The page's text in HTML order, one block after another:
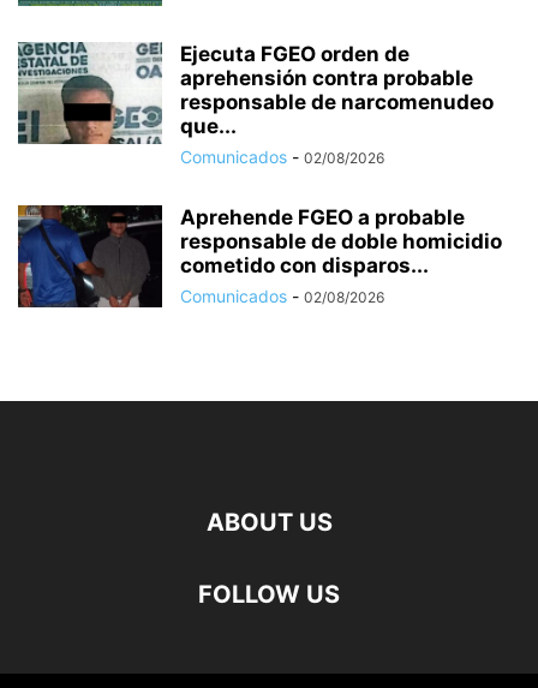
Ejecuta FGEO orden de
aprehensión contra probable
responsable de narcomenudeo
que...
Comunicados - 02/08/2026
Aprehende FGEO a probable
responsable de doble homicidio
cometido con disparos...
Comunicados - 02/08/2026
ABOUT US
FOLLOW US